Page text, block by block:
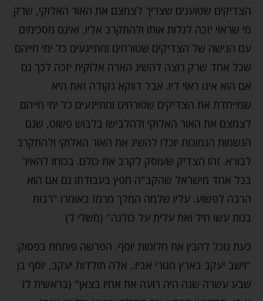
הצדיקים שטוענים שצריך לצמצם את האור האלוקי, שרק
מי שראוי יזכה לגלות אותו ולהתקרב אליו, ואינם מסכימים
עם הגישה של הצדיקים שטורחים ומתייגעים כל ימי חייהם
שכל אחד שרק רוצה להשיג הארה אלוקית יזכה לכך גם
אם הוא אינו ראוי דיו. אבל דווקא נקודה זאת היא
שמייחדת את הצדיקים שטורחים ומתייגעים כל ימי חייהם
לצמצם את האור האלוקי ולהלבישו בלבוש פשוט, שגם
הנשמות הנמוכות יוכלו להשיג את האור האלוקי ולהתקרב
לבורא. זהו הצדיק שעוסק לקרב את כולם. בכוחו להאיר
בכל אחד מישראל שהקב"ה חפץ בעבודתו גם אם הוא
הרבה לפשוע. עליו שלמה המלך מרמז באומרו "רבות
בנות עשו חיל ואת עלית על כולנה" (משלי ל)
כעת נוכל להבין את חלומות יוסף. הפרשה פותחת בפסוק:
"וישב יעקב בארץ מגורי אביו.. אלה תולדות יעקב, יוסף בן
שבע עשרה שנה היה רועה את אחיו בצאן" (בראשית לז